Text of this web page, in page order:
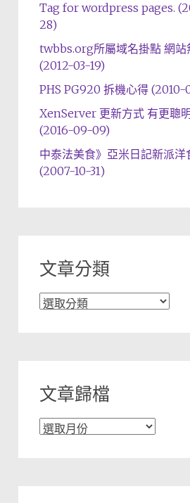
Tag for wordpress pages.
28)
twbbs.org所屬域名掛點 網站
(2012-03-19)
PHS PG920 拆機心得
XenServer 更新方式 有更聰
(2016-09-09)
中泰法美食》亞米日記新派洋
(2007-10-31)
文章分類
文
文章歸檔
文